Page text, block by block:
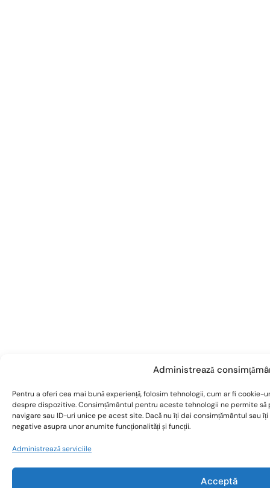
Administrează
Pentru a oferi cea mai bună experiență, folosim tehnologii, cum ar fi
despre dispozitive. Consimțământul pentru aceste tehnologii ne permite
navigare sau ID-uri unice pe acest site. Dacă nu îți dai consimțământul sau
negative asupra unor anumite funcționalități și funcții.
Administrează serviciile
Acceptă